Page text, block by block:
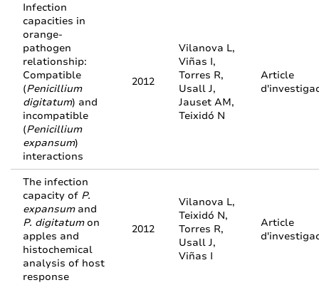
Infection
capacities in
orange-
pathogen
relationship:
Compatible
(Penicillium
digitatum) and
incompatible
(Penicillium
expansum)
interactions
2012
Vilanova L,
Viñas I,
Torres R,
Usall J,
Jauset AM,
Teixidó N
Article
The infection
capacity of P.
expansumand
P. digitatumon
apples and
histochemical
analysis of host
response
2012
Vilanova L,
Teixidó N,
Torres R,
Usall J,
Viñas I
Article